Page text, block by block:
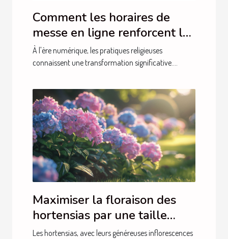
Comment les horaires de
messe en ligne renforcent la
foi communautaire
À l'ère numérique, les pratiques religieuses
connaissent une transformation significative....
Maximiser la floraison des
hortensias par une taille
adéquate
Les hortensias, avec leurs généreuses inflorescences